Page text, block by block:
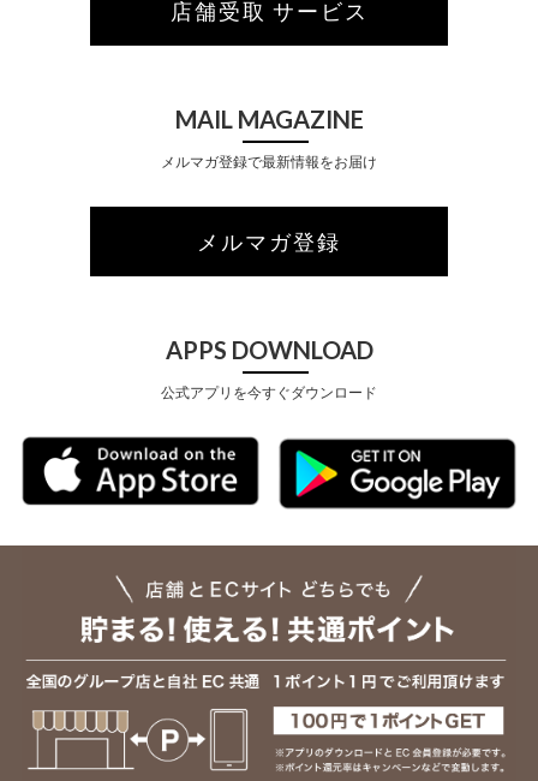
店舗受取 サービス
MAIL MAGAZINE
メルマガ登録で最新情報をお届け
メルマガ登録
APPS DOWNLOAD
公式アプリを今すぐダウンロード